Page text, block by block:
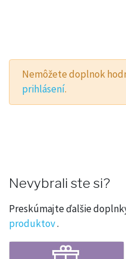
Nemôžete doplnok
prihlásení.
Nevybrali ste si?
Preskúmajte ďalšie
produktov.